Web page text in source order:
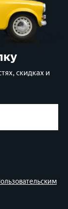
скидках и